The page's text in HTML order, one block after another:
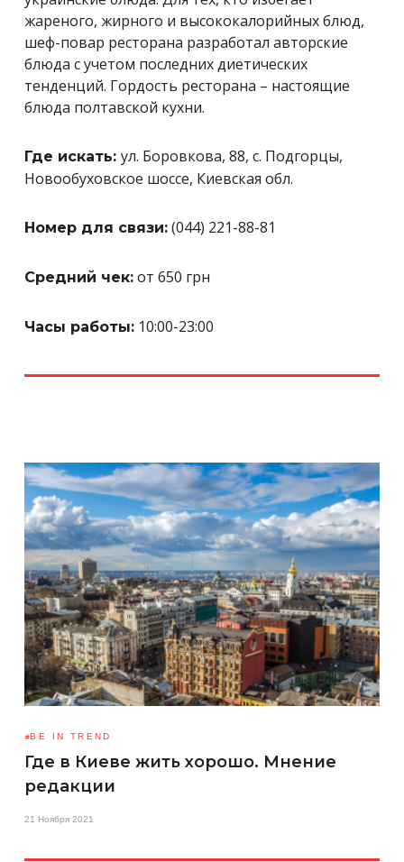
жареного, жирного и высококалорийных блюд,
шеф-повар ресторана разработал авторские
блюда с учетом последних диетических
тенденций. Гордость ресторана – настоящие
блюда полтавской кухни.
Где искать: ул. Боровкова, 88, с. Подгорцы,
Новообуховское шоссе, Киевская обл.
Номер для связи: (044) 221-88-81
Средний чек: от 650 грн
Часы работы: 10:00-23:00
BE IN TREND
Где в Киеве жить хорошо. Мнение
редакции
21 Ноября 2021